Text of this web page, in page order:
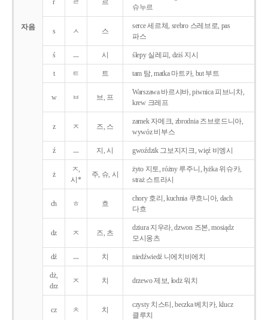
자음
r ㄹ 르
슈누르
s ㅅ 스
serce 세르체, srebro 스레브로, pas
파스
ś ㅡ 시 ślepy 실레피, dziś 지시
t ㅌ 트 tam 탐, matka 마트카, but 부트
w ㅂ 브, 프
Warszawa 바르샤바, piwnica 피브니차,
krew 크레프
z ㅈ 즈, 스
zamek 자메크, zbrodnia 즈브로드니아,
wywóz 비부스
ź ㅡ 지, 시 gwoździk 그보지지크, więź 비엥시
ż
ㅈ,
시*
주, 슈, 시
żyto 지토, różny 루주니, łyżka 위슈카,
straż 스트라시
ch ㅎ 흐
chory 호리, kuchnia 쿠흐니아, dach
다흐
dz ㅈ 즈, 츠
dziura 지우라, dzwon 즈본, mosiądz
모시옹츠
dź ㅡ 치 niedźwiedź 니에치비에치
dż,
drz
ㅈ 치 drzewo 제보, łodż 워치
cz ㅊ 치
czysty 치스티, beczka 베치카, klucz
클루치